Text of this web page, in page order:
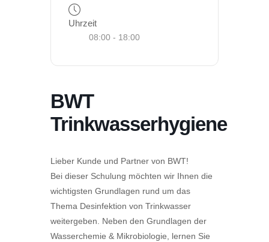
Uhrzeit
08:00 - 18:00
BWT
Trinkwasserhygiene
Lieber Kunde und Partner von BWT!
Bei dieser Schulung möchten wir Ihnen die
wichtigsten Grundlagen rund um das
Thema Desinfektion von Trinkwasser
weitergeben. Neben den Grundlagen der
Wasserchemie & Mikrobiologie, lernen Sie